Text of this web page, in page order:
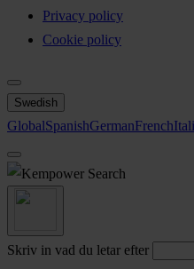
Privacy policy
Cookie policy
Swedish
GlobalSpanishGermanFrench
Search
Skriv in vad du letar efter